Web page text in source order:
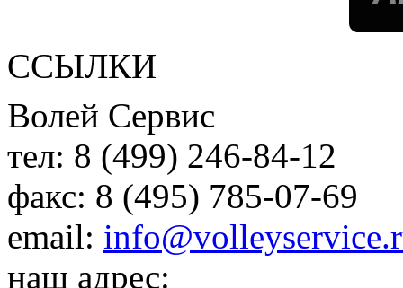
ССЫЛКИ
Волей Сервис
тел: 8 (499) 246-84-12
факс: 8 (495) 785-07-69
email:
наш адрес: